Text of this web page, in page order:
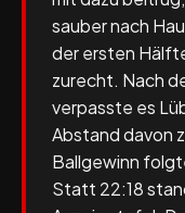
sauber nach
der ersten
zurecht. Nach
verpasste es
Abstand davon
Ballgewinn
Statt 22:18